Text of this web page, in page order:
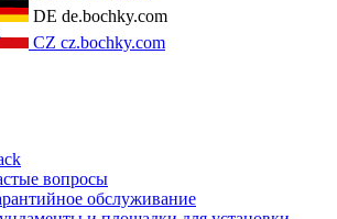
DE de.bochky.com
CZ cz.bochky.com
вопросы
обслуживание